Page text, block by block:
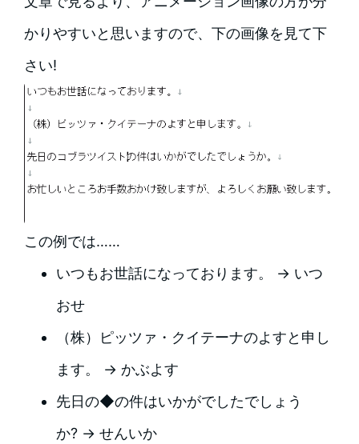
かりやすいと思いますので、下の画像を見て下
さい!
この例では……
いつもお世話になっております。 → いつ
おせ
（株）ピッツァ・クイテーナのよすと申し
ます。 → かぶよす
先日の◆の件はいかがでしたでしょう
か? → せんいか